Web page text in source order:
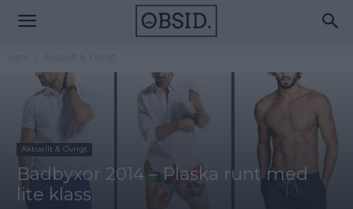
Aktuellt & Övrigt
Badbyxor 2014 – Plaska runt med
lite klass